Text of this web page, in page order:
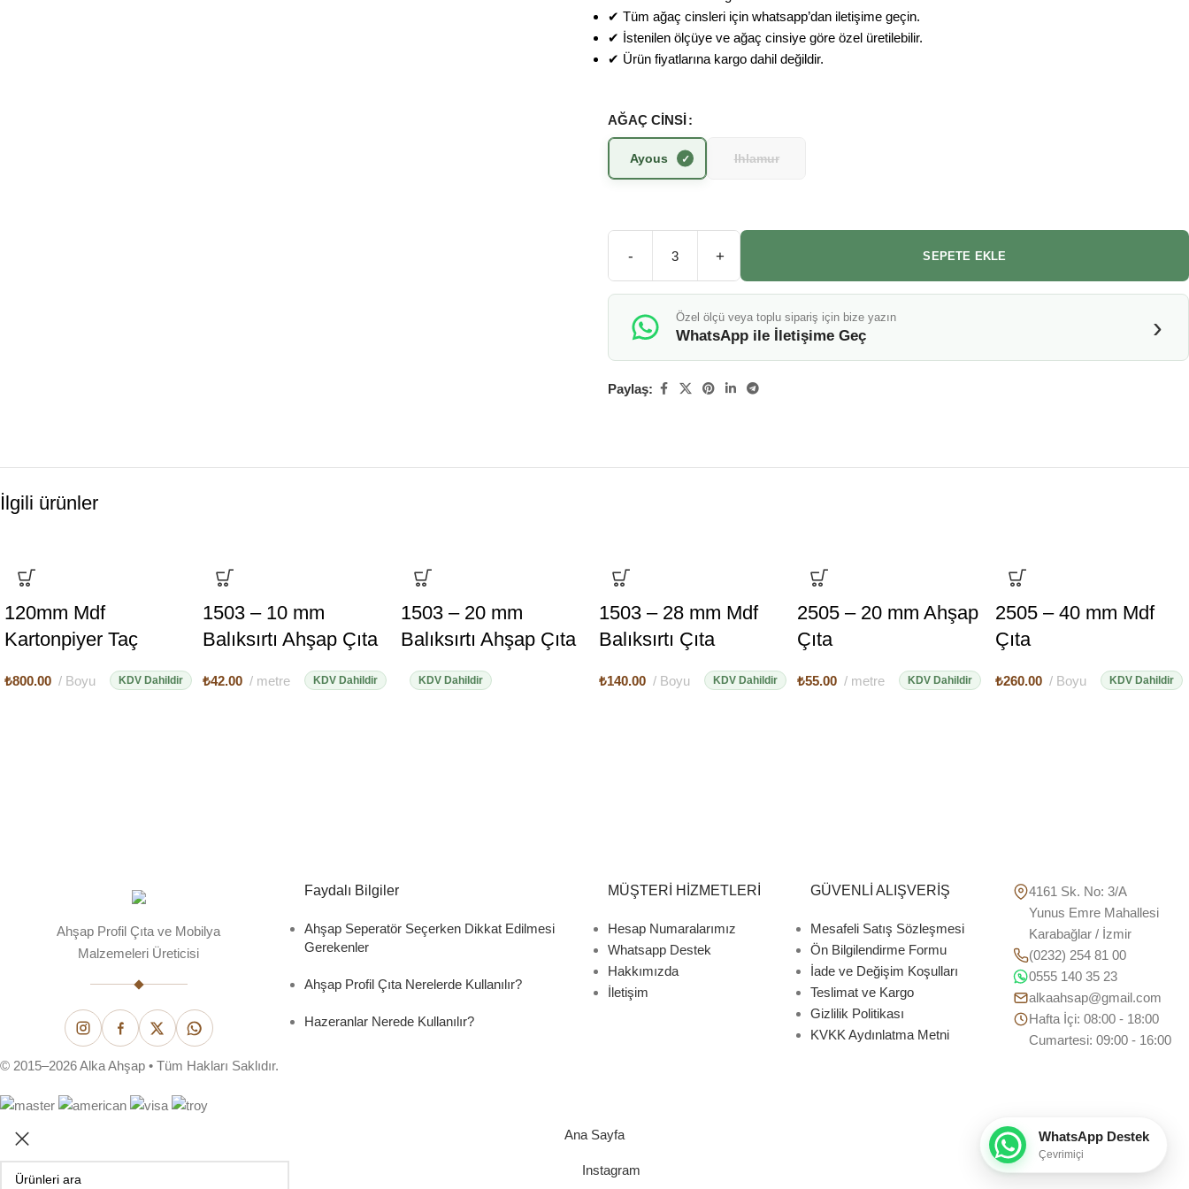
✔ Tüm ağaç cinsleri için whatsapp’dan iletişime geçin.
✔ İstenilen ölçüye ve ağaç cinsiye göre özel üretilebilir.
✔ Ürün fiyatlarına kargo dahil değildir.
AĞAÇ CINSI
Ayous Ihlamur
- + SEPETE EKLE
Özel ölçü veya toplu sipariş için bize yazın
WhatsApp ile İletişime Geç ›
Paylaş:
İlgili ürünler
120mm Mdf
Kartonpiyer Taç
₺800.00 Boyu KDV Dahildir
1503 – 10 mm
Balıksırtı Ahşap Çıta
₺42.00 metre KDV Dahildir
1503 – 20 mm
Balıksırtı Ahşap Çıta
KDV Dahildir
1503 – 28 mm Mdf
Balıksırtı Çıta
₺140.00 Boyu KDV Dahildir
2505 – 20 mm Ahşap
Çıta
₺55.00 metre KDV Dahildir
2505 – 40 mm Mdf
Çıta
₺260.00 Boyu KDV Dahildir
Ahşap Profil Çıta ve Mobilya
Malzemeleri Üreticisi
Faydalı Bilgiler
Ahşap Seperatör Seçerken Dikkat Edilmesi
Gerekenler
Ahşap Profil Çıta Nerelerde Kullanılır?
Hazeranlar Nerede Kullanılır?
MÜŞTERİ HİZMETLERİ
Hesap Numaralarımız
Whatsapp Destek
Hakkımızda
İletişim
GÜVENLİ ALIŞVERİŞ
Mesafeli Satış Sözleşmesi
Ön Bilgilendirme Formu
İade ve Değişim Koşulları
Teslimat ve Kargo
Gizlilik Politikası
KVKK Aydınlatma Metni
4161 Sk. No: 3/A
Yunus Emre Mahallesi
Karabağlar / İzmir
(0232) 254 81 00
0555 140 35 23
alkaahsap@gmail.com
Hafta İçi: 08:00 - 18:00
Cumartesi: 09:00 - 16:00
© 2015–2026 Alka Ahşap • Tüm Hakları Saklıdır.
Ana Sayfa
Instagram
WhatsApp Destek
Çevrimiçi